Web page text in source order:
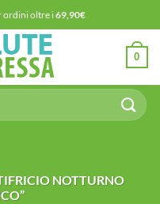
ordini oltre i69,90€
0
NOTTURNO